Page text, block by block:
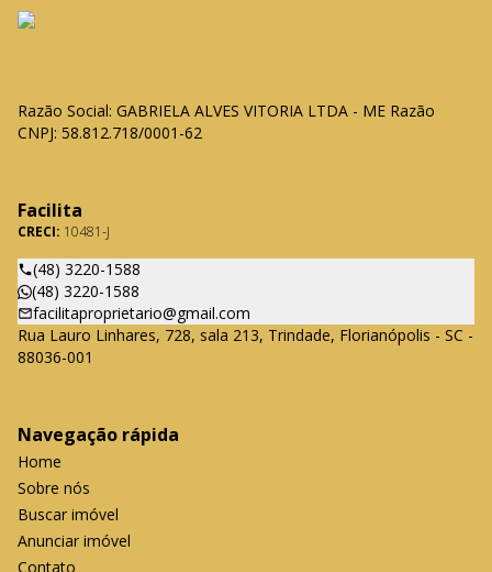
Razão Social: GABRIELA ALVES VITORIA LTDA - ME Razão
CNPJ: 58.812.718/0001-62
Facilita
CRECI: 10481-J
(48) 3220-1588
(48) 3220-1588
facilitaproprietario@gmail.com
Rua Lauro Linhares, 728, sala 213, Trindade, Florianópolis - SC -
88036-001
Navegação rápida
Home
Sobre nós
Buscar imóvel
Anunciar imóvel
Contato